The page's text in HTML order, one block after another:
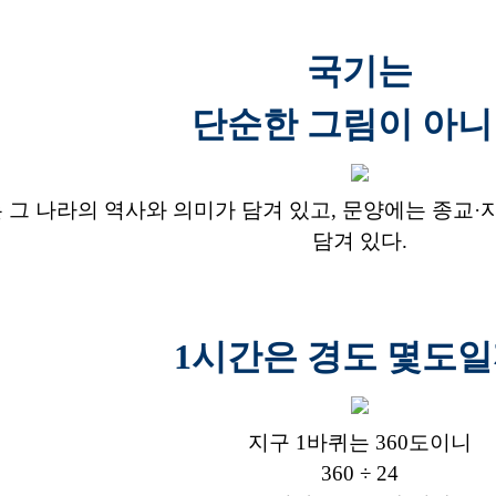
국기는
단순한 그림이 아
그 나라의 역사와 의미가 담겨 있고, 문양에는 종교·
담겨 있다.
1시간은 경도 몇도
지구 1바퀴는 360도이니
360 ÷ 24